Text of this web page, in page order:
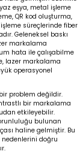
eşya, metal işleme
QR kod oluşturma,
süreçlerinde fiber
Geleneksel baskı
markalama
hata ile çalışabilme
lazer markalama
operasyonel
problem değildir.
bir markalama
etkileyebilir.
bulunan
haline gelmiştir. Bu
doğru